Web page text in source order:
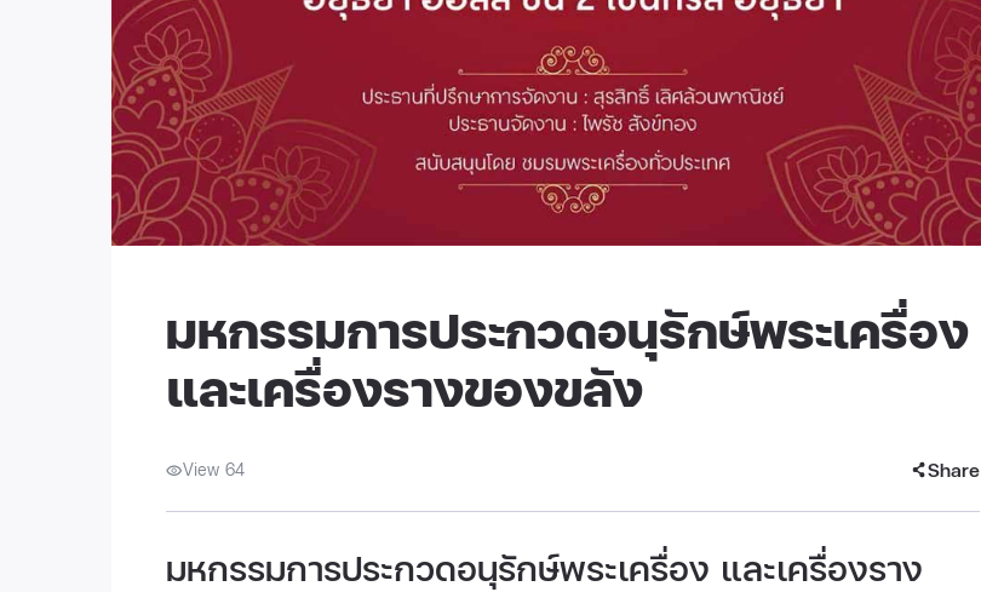
มหกรรมการประกวดอนุรักษ์พระเครื่อง
และเครื่องรางของขลัง
View 64 Share
มหกรรมการประกวดอนุรักษ์พระเครื่อง และเครื่องราง